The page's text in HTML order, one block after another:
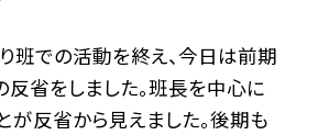
班での活動を終え、今日は前期
反省をしました。班長を中心に
が反省から見えました。後期も